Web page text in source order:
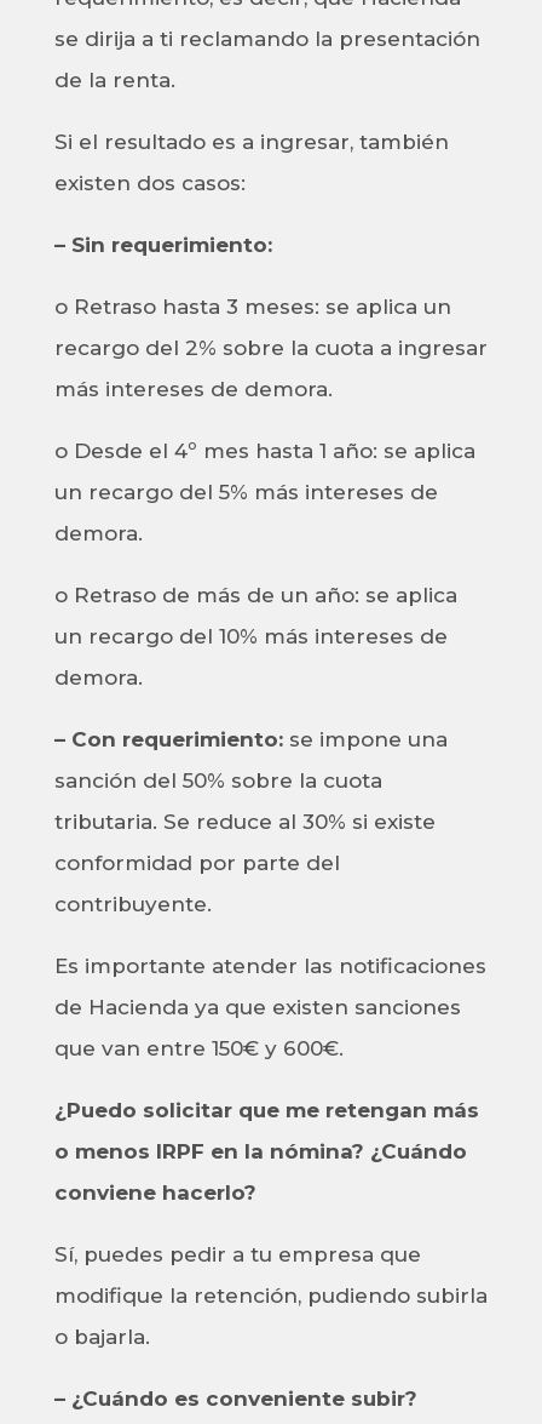
se dirija a ti reclamando la presentación
de la renta.
Si el resultado es a ingresar, también
existen dos casos:
– Sin requerimiento:
o Retraso hasta 3 meses: se aplica un
recargo del 2% sobre la cuota a ingresar
más intereses de demora.
o Desde el 4º mes hasta 1 año: se aplica
un recargo del 5% más intereses de
demora.
o Retraso de más de un año: se aplica
un recargo del 10% más intereses de
demora.
– Con requerimiento:se impone una
sanción del 50% sobre la cuota
tributaria. Se reduce al 30% si existe
conformidad por parte del
contribuyente.
Es importante atender las notificaciones
de Hacienda ya que existen sanciones
que van entre 150€ y 600€.
¿Puedo solicitar que me retengan más
o menos IRPF en la nómina? ¿Cuándo
conviene hacerlo?
Sí, puedes pedir a tu empresa que
modifique la retención, pudiendo subirla
o bajarla.
– ¿Cuándo es conveniente subir?